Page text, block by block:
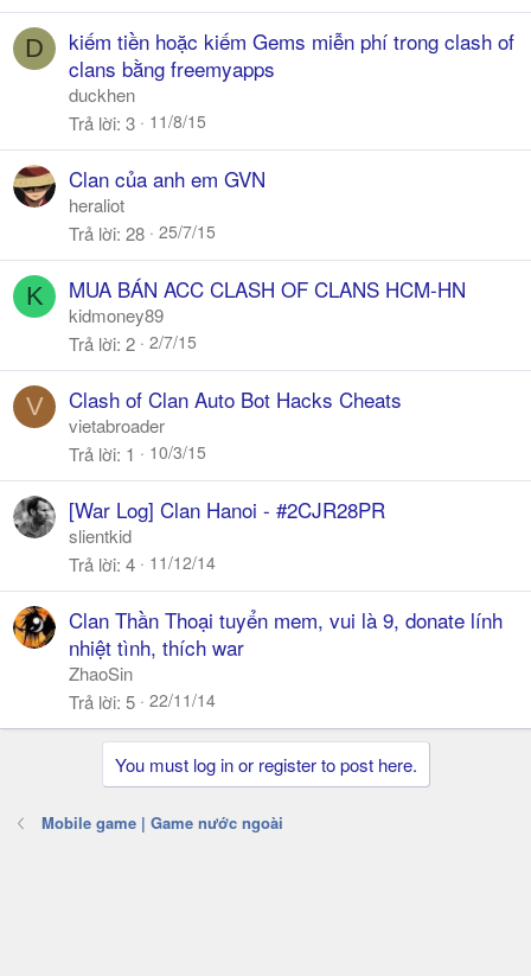
D
kiếm tiền hoặc kiếm Gems miễn phí trong clash of
clans bằng freemyapps
duckhen
Trả lời 3 11/8/15
Clan của anh em GVN
heraliot
Trả lời 28 25/7/15
K MUA BÁN ACC CLASH OF CLANS HCM-HN
kidmoney89
Trả lời 2 2/7/15
V Clash of Clan Auto Bot Hacks Cheats
vietabroader
Trả lời 1 10/3/15
[War Log] Clan Hanoi - #2CJR28PR
slientkid
Trả lời 4 11/12/14
Clan Thần Thoại tuyển mem, vui là 9, donate lính
nhiệt tình, thích war
ZhaoSin
Trả lời 5 22/11/14
You must log in or register to post here.
Mobile game | Game nước ngoài